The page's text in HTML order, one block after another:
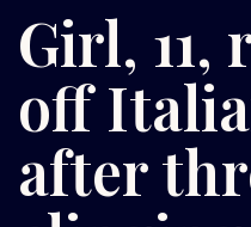
Girl, 11,
off
after